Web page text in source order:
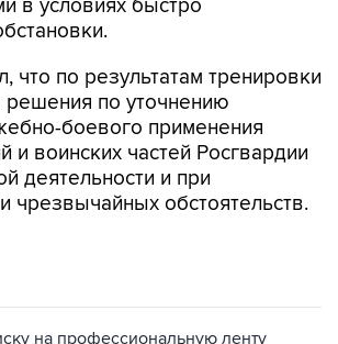
что по результатам тренировки
боевого применения
и воинских частей Росгвардии
деятельности и при
чрезвычайных обстоятельств.
рассылку главных новостей сайта